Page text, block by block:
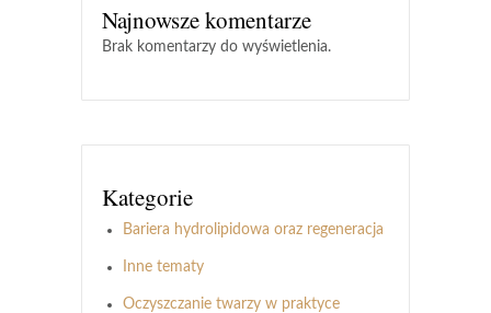
Najnowsze komentarze
Brak komentarzy do wyświetlenia.
Kategorie
Bariera hydrolipidowa oraz regeneracja
Inne tematy
Oczyszczanie twarzy w praktyce